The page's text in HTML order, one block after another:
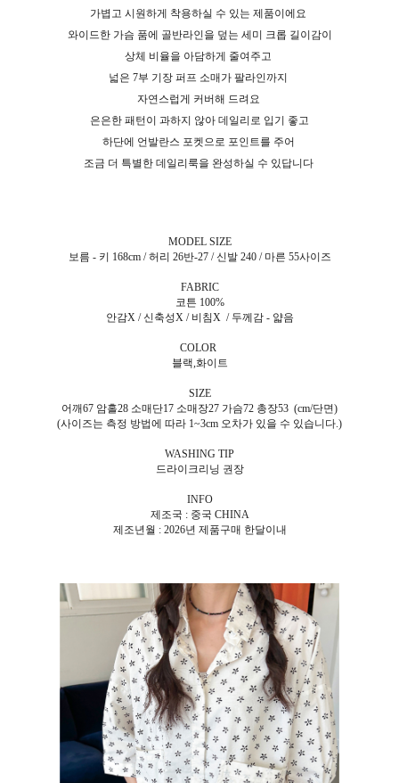
가볍고 시원하게 착용하실 수 있는 제품이에요
와이드한 가슴 품에 골반라인을 덮는 세미 크롭 길이감이
상체 비율을 아담하게 줄여주고
넓은 7부 기장 퍼프 소매가 팔라인까지
자연스럽게 커버해 드려요
은은한 패턴이 과하지 않아 데일리로 입기 좋고
하단에 언발란스 포켓으로 포인트를 주어
조금 더 특별한 데일리룩을 완성하실 수 있답니다
MODEL SIZE
보름 - 키 168cm / 허리 26반-27 / 신발 240 / 마른 55사이즈
FABRIC
코튼 100%
안감X / 신축성X / 비침X / 두께감 - 얇음
COLOR
블랙,화이트
SIZE
어깨67 암홀28 소매단17 소매장27 가슴72 총장53 (cm/단면)
(사이즈는 측정 방법에 따라 1~3cm 오차가 있을 수 있습니다.)
WASHING TIP
드라이크리닝 권장
INFO
제조국 : 중국 CHINA
제조년월 : 2026년 제품구매 한달이내